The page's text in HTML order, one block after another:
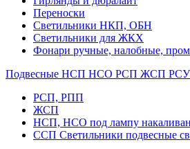
Переноски
Светильники НКП, ОБН
Светильники для ЖКХ
Фонари ручные, налобные,
Подвесные НСП НСО РСП ЖСП
РСП, РПП
ЖСП
НСП, НСО под лампу
ССП Светильники подвесные